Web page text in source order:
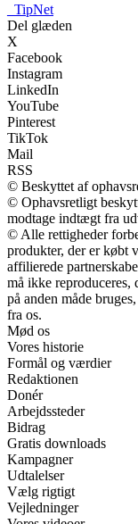
TipNet
Del glæden
X
Facebook
Instagram
LinkedIn
YouTube
Pinterest
TikTok
Mail
RSS
© Beskyttet af
© Ophavsretligt
modtage indtægt fra
© Alle rettigheder
produkter, der er købt
affilierede
må ikke reproduceres,
på anden måde
fra os.
Mød os
Vores historie
Formål og værdier
Redaktionen
Donér
Arbejdssteder
Bidrag
Gratis downloads
Kampagner
Udtalelser
Vælg rigtigt
Vejledninger